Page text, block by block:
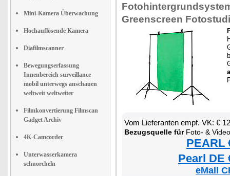
Mini-Kamera Überwachung
Hochauflösende Kamera
Diafilmscanner
Bewegungserfassung
Innenbereich surveillance
mobil unterwegs anschauen
weltweit weltweiter
Filmkonvertierung Filmscan
Gadget Archiv
4K-Camcorder
Unterwasserkamera
schnorcheln
Greenscreen
Vom Lieferanten empf. VK: €
Bezugsquelle fürFoto- &
PEARL
Pearl DE
eMall